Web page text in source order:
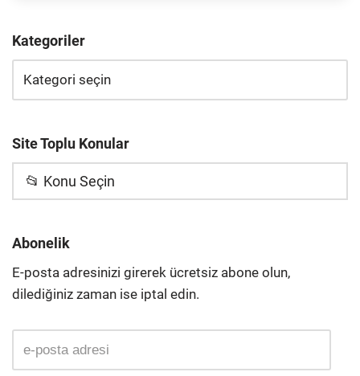
Kategoriler
Site Toplu Konular
📂 Konu Seçin
Abonelik
E-posta adresinizi girerek ücretsiz abone olun,
dilediğiniz zaman ise iptal edin.